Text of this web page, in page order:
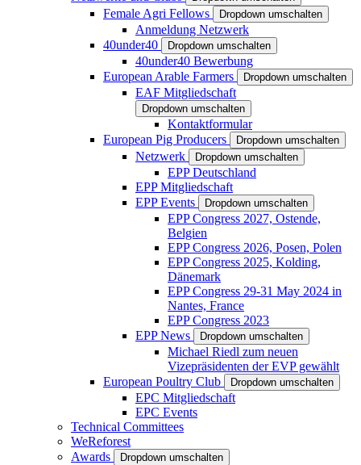
Female Agri Fellows Dropdown umschalten
Anmeldung Netzwerk
40under40
Dropdown umschalten
40under40 Bewerbung
European Arable Farmers
Dropdown umschalten
EAF Mitgliedschaft
Dropdown umschalten
Kontaktformular
European Pig Producers
Dropdown umschalten
Netzwerk Dropdown umschalten
EPP Deutschland
EPP Mitgliedschaft
EPP Events
Dropdown umschalten
EPP Congress 2027, Ostende,
Belgien
EPP Congress 2026, Posen, Polen
EPP Congress 2025, Kolding,
Dänemark
EPP Congress 29-31 May 2024 in
Nantes, France
EPP Congress 2023
EPP News
Dropdown umschalten
Michael Riedl zum neuen
Vizepräsidenten der EVP gewählt
European Poultry Club
Dropdown umschalten
EPC Mitgliedschaft
EPC Events
Technical Committees
WeReforest
Awards
Dropdown umschalten